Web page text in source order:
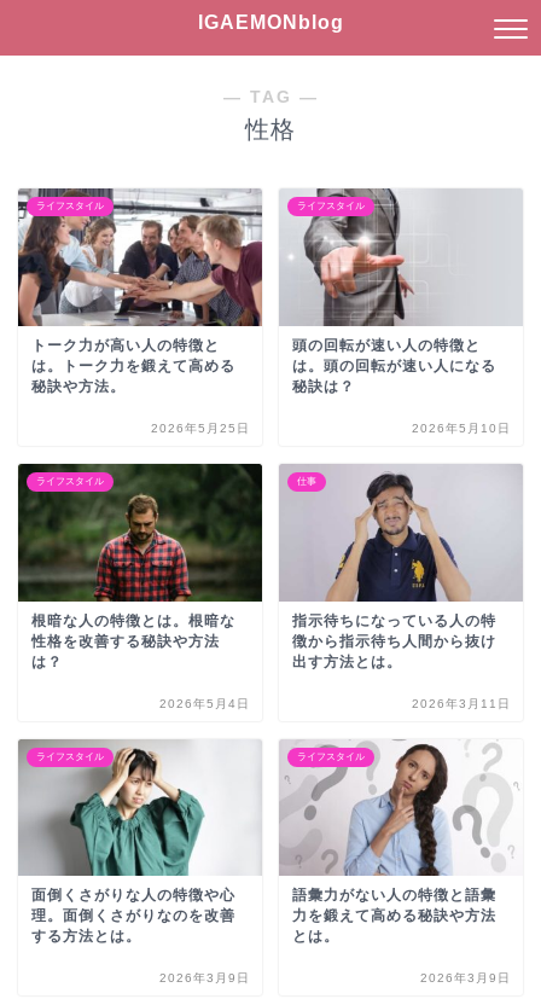
IGAEMONblog
― TAG ―
性格
ライフスタイル
トーク力が高い人の特徴と
は。トーク力を鍛えて高める
秘訣や方法。
2026年5月25日
ライフスタイル
頭の回転が速い人の特徴と
は。頭の回転が速い人になる
秘訣は？
2026年5月10日
ライフスタイル
根暗な人の特徴とは。根暗な
性格を改善する秘訣や方法
は？
2026年5月4日
仕事
指示待ちになっている人の特
徴から指示待ち人間から抜け
出す方法とは。
2026年3月11日
ライフスタイル
面倒くさがりな人の特徴や心
理。面倒くさがりなのを改善
する方法とは。
2026年3月9日
ライフスタイル
語彙力がない人の特徴と語彙
力を鍛えて高める秘訣や方法
とは。
2026年3月9日